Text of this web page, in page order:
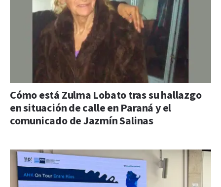
Cómo está Zulma Lobato tras su hallazgo
en situación de calle en Paraná y el
comunicado de Jazmín Salinas